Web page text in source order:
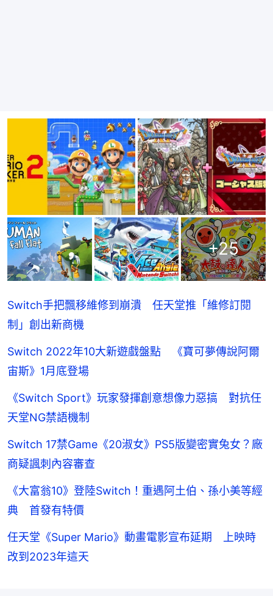
+25
Switch手把飄移維修到崩潰 任天堂推「維修訂閱
制」創出新商機
Switch 2022年10大新遊戲盤點 《寶可夢傳說阿爾
宙斯》1月底登場
《Switch Sport》玩家發揮創意想像力惡搞 對抗任
天堂NG禁語機制
Switch 17禁Game《20淑女》PS5版變密實兔女？廠
商疑諷刺內容審查
《大富翁10》登陸Switch！重遇阿土伯、孫小美等經
典 首發有特價
任天堂《Super Mario》動畫電影宣布延期 上映時
改到2023年這天